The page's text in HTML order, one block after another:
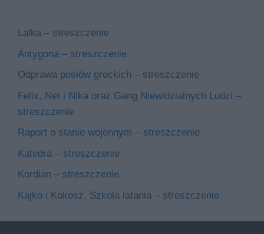
Lalka – streszczenie
Antygona – streszczenie
Odprawa posłów greckich – streszczenie
Felix, Net i Nika oraz Gang Niewidzialnych Ludzi –
streszczenie
Raport o stanie wojennym – streszczenie
Katedra – streszczenie
Kordian – streszczenie
Kajko i Kokosz. Szkoła latania – streszczenie